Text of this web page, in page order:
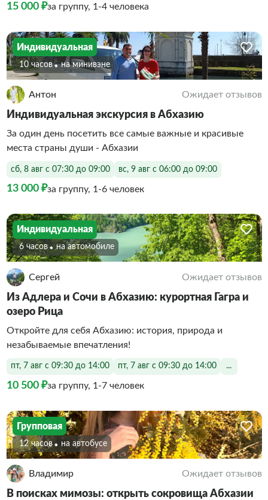
15 000 ₽за группу, 1-4 человека
Индивидуальная
10 часов На минивэне
Антон Ожидает отзывов
Индивидуальная экскурсия в Абхазию
За один день посетить все самые важные и красивые
места страны души - Абхазии
сб, 8 авг с 07:30 до 09:00 вс, 9 авг с 06:00 до 09:00
13 000 ₽за группу, 1-6 человек
Индивидуальная
6 часов На автомобиле
Сергей Ожидает отзывов
Из Адлера и Сочи в Абхазию: курортная Гагра и
озеро Рица
Откройте для себя Абхазию: история, природа и
незабываемые впечатления!
пт, 7 авг с 09:30 до 14:00 пт, 7 авг с 09:30 до 14:00 ...
10 500 ₽за группу, 1-7 человек
Групповая
12 часов На автобусе
Владимир Ожидает отзывов
В поисках мимозы: открыть сокровища Абхазии